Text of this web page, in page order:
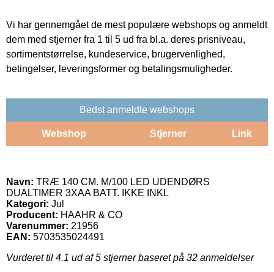
Vi har gennemgået de mest populære webshops og anmeldt
dem med stjerner fra 1 til 5 ud fra bl.a. deres prisniveau,
sortimentstørrelse, kundeservice, brugervenlighed,
betingelser, leveringsformer og betalingsmuligheder.
Bedst anmeldte webshops
Webshop Stjerner Link
Navn: TRÆ 140 CM. M/100 LED UDENDØRS
DUALTIMER 3XAA BATT. IKKE INKL
Kategori: Jul
Producent: HAAHR & CO
Varenummer: 21956
EAN: 5703535024491
Vurderet til 4.1 ud af 5 stjerner baseret på 32 anmeldelser